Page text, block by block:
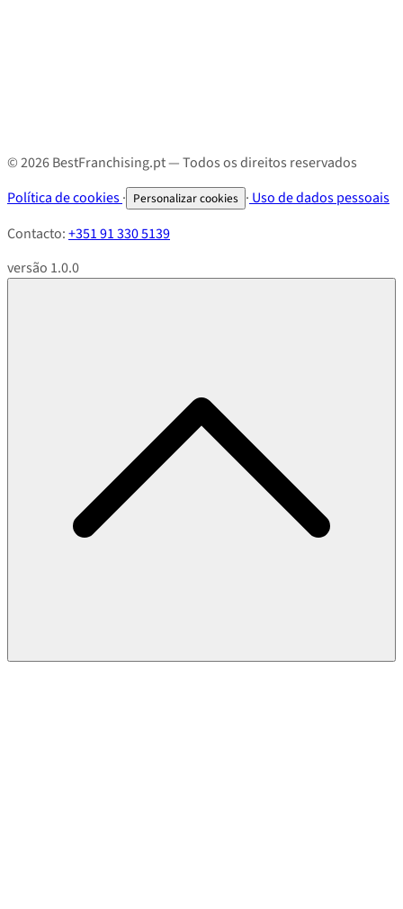
© 2026 BestFranchising.pt — Todos os direitos reservados
Política de cookies· Personalizar cookies · Uso de dados pessoais
Contacto:+351 91 330 5139
versão 1.0.0